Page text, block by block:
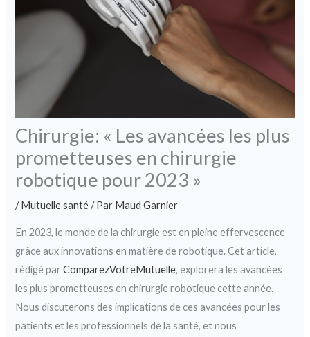
Chirurgie: « Les avancées les plus
prometteuses en chirurgie
robotique pour 2023 »
/Mutuelle santé/ Par Maud Garnier
En 2023, le monde de la chirurgie est en pleine effervescence
grâce aux innovations en matière de robotique. Cet article,
rédigé parComparezVotreMutuelle, explorera les avancées
les plus prometteuses en chirurgie robotique cette année.
Nous discuterons des implications de ces avancées pour les
patients et les professionnels de la santé, et nous